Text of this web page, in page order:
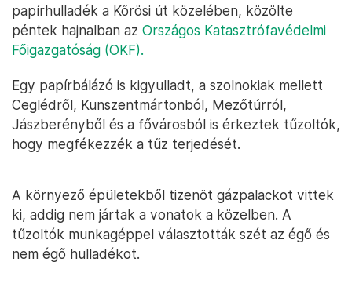
papírhulladék a Kőrösi út közelében, közölte
péntek hajnalban az Országos Katasztrófavédelmi
Főigazgatóság (OKF).
Egy papírbálázó is kigyulladt, a szolnokiak mellett
Ceglédről, Kunszentmártonból, Mezőtúrról,
Jászberényből és a fővárosból is érkeztek tűzoltók,
hogy megfékezzék a tűz terjedését.
A környező épületekből tizenöt gázpalackot vittek
ki, addig nem jártak a vonatok a közelben. A
tűzoltók munkagéppel választották szét az égő és
nem égő hulladékot.